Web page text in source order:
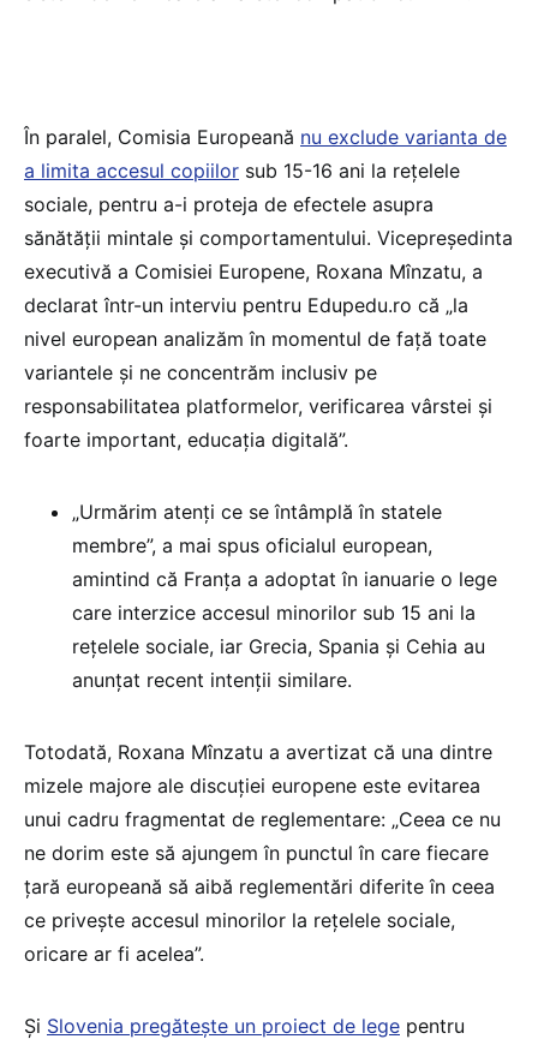
În paralel, Comisia Europeană nu exclude varianta de
a limita accesul copiilor sub 15-16 ani la rețelele
sociale, pentru a-i proteja de efectele asupra
sănătății mintale și comportamentului. Vicepreședinta
executivă a Comisiei Europene, Roxana Mînzatu, a
declarat într-un interviu pentru Edupedu.ro că „la
nivel european analizăm în momentul de față toate
variantele și ne concentrăm inclusiv pe
responsabilitatea platformelor, verificarea vârstei și
foarte important, educația digitală”.
„Urmărim atenți ce se întâmplă în statele
membre”, a mai spus oficialul european,
amintind că Franța a adoptat în ianuarie o lege
care interzice accesul minorilor sub 15 ani la
rețelele sociale, iar Grecia, Spania și Cehia au
anunțat recent intenții similare.
Totodată, Roxana Mînzatu a avertizat că una dintre
mizele majore ale discuției europene este evitarea
unui cadru fragmentat de reglementare: „Ceea ce nu
ne dorim este să ajungem în punctul în care fiecare
țară europeană să aibă reglementări diferite în ceea
ce privește accesul minorilor la rețelele sociale,
oricare ar fi acelea”.
Și Slovenia pregătește un proiect de lege pentru